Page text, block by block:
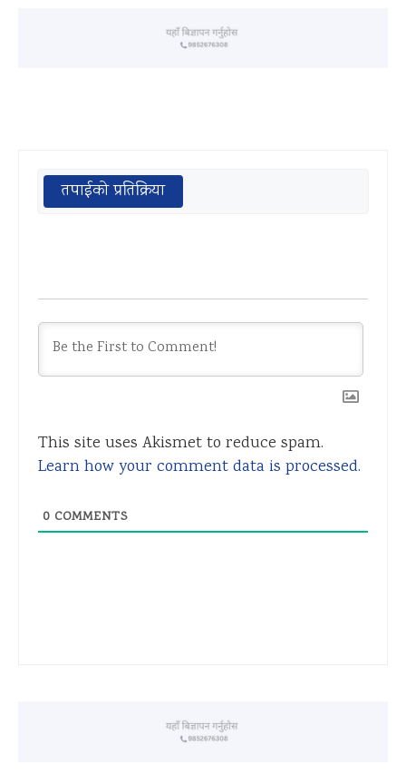
तपाईको प्रतिक्रिया
This site uses Akismet to reduce spam.
Learn how your comment data is processed.
0 COMMENTS